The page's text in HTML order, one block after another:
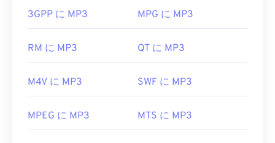
3GPP に MP3 MPG に MP3
RM に MP3 QT に MP3
M4V に MP3 SWF に MP3
MPEG に MP3 MTS に MP3